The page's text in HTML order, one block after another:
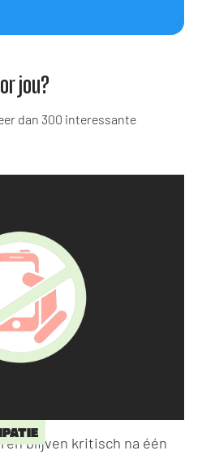
jou?
dan 300 interessante
blijven kritisch na één